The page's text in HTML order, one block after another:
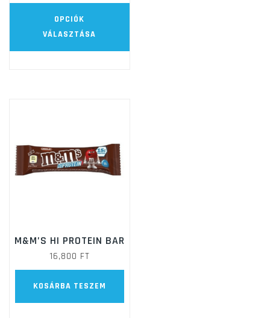
OPCIÓK
VÁLASZTÁSA
M&M’S HI PROTEIN BAR
16,800 FT
KOSÁRBA TESZEM